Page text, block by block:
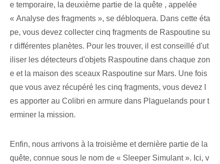
e temporaire, la deuxième partie de la quête ‌, appelée
« Analyse des fragments », se débloquera. Dans cette éta
pe, vous devez collecter cinq fragments de Raspoutine su
r différentes planètes. Pour les trouver, il est conseillé d'ut
iliser les détecteurs d'objets Raspoutine dans chaque zon
e et la maison des sceaux Raspoutine sur Mars. Une fois
que vous avez récupéré les cinq ⁣fragments, vous devez l
es ⁤apporter ⁤au Colibri en armure⁢ dans Plaguelands pour t
erminer la‌ mission.
Enfin, nous arrivons à la troisième et dernière partie de la
quête, connue sous le nom de « Sleeper Simulant ». Ici, v